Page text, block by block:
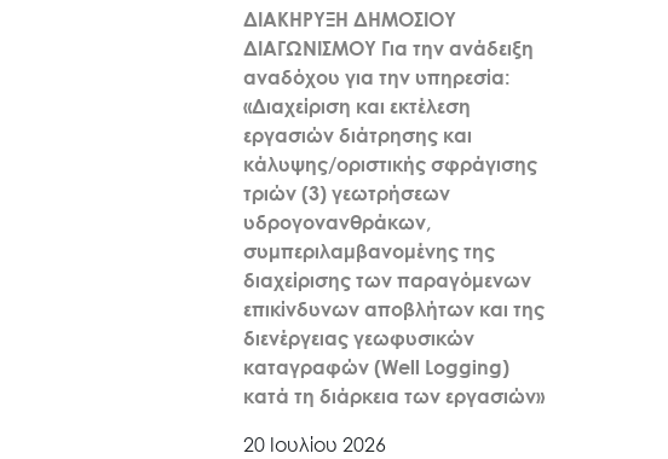
ΔΙΑΚΗΡΥΞΗ ΔΗΜΟΣΙΟΥ
ΔΙΑΓΩΝΙΣΜΟΥ Για την ανάδειξη
αναδόχου για την υπηρεσία:
«Διαχείριση και εκτέλεση
εργασιών διάτρησης και
κάλυψης/οριστικής σφράγισης
τριών (3) γεωτρήσεων
υδρογονανθράκων,
συμπεριλαμβανομένης της
διαχείρισης των παραγόμενων
επικίνδυνων αποβλήτων και της
διενέργειας γεωφυσικών
καταγραφών (Well Logging)
κατά τη διάρκεια των εργασιών»
20 Ιουλίου 2026